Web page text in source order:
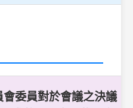
委員對於會議之決議